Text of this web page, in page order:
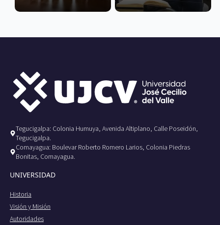
Tegucigalpa: Colonia Humuya, Avenida Altiplano, Calle Poseidón,
Tegucigalpa.
Comayagua: Boulevar Roberto Romero Larios, Colonia Piedras
Bonitas, Comayagua.
UNIVERSIDAD
Historia
Visión y Misión
Autoridades